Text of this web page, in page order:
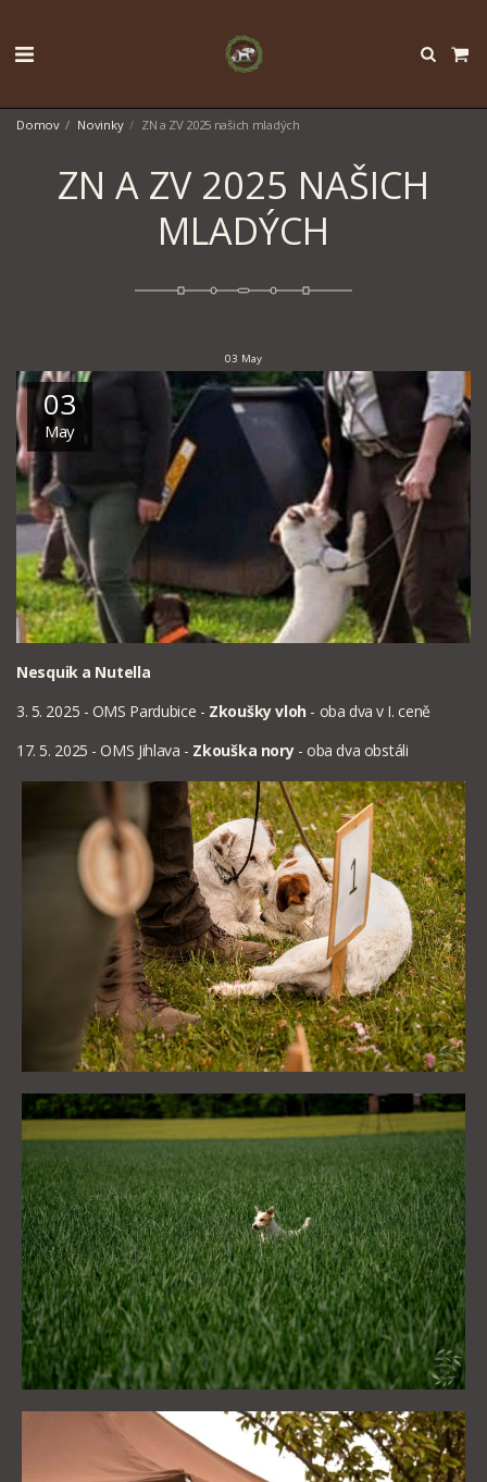
Domov Novinky ZN a ZV 2025 našich mladých
ZN A ZV 2025 NAŠICH
MLADÝCH
03 May
03
May
Nesquik a Nutella
3. 5. 2025 - OMS Pardubice - Zkoušky vloh - oba dva v I. ceně
17. 5. 2025 - OMS Jihlava - Zkouška nory- oba dva obstáli